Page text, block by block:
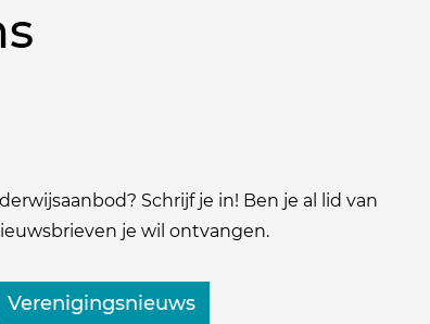
Schrijf je in! Ben je al lid van
je wil ontvangen.
Verenigingsnieuws